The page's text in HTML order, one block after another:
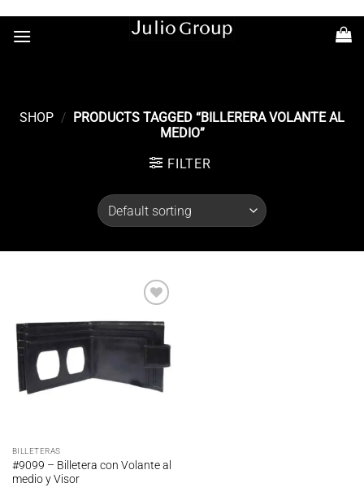
SHOP / PRODUCTS TAGGED “BILLERERA VOLANTE AL
MEDIO”
FILTER
a la
lista de
BILLETERAS
#9099 – Billetera con Volante al
medio y Visor